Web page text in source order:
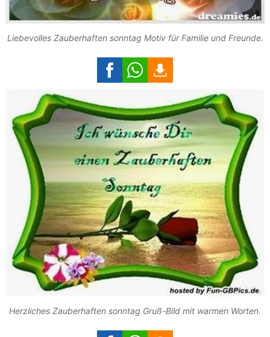
Liebevolles Zauberhaften sonntag Motiv für Familie und Freunde.
Herzliches Zauberhaften sonntag Gruß-Bild mit warmen Worten.